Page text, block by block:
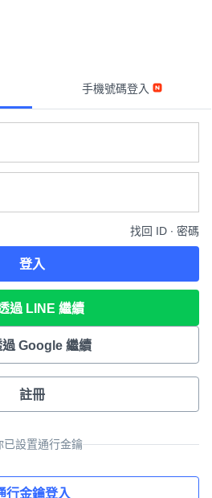
手機號碼登入
找回 ID ∙ 密碼
登入
過 LINE 繼續
過 Google 繼續
註冊
已設置通行金鑰
行金鑰登入